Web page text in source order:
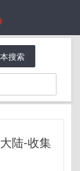
搜索
陆-收集